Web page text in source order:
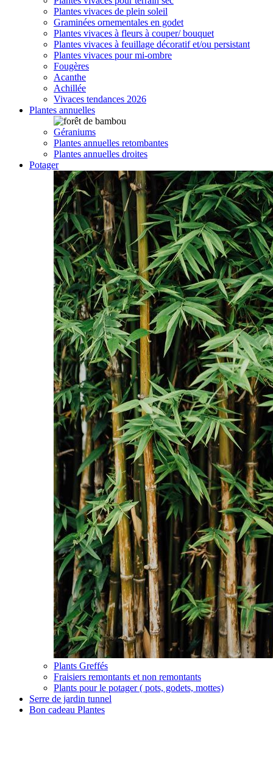
Plantes vivaces de plein soleil
Graminées ornementales en godet
Plantes vivaces à fleurs à couper/ bouquet
Plantes vivaces à feuillage décoratif et/ou persistant
Plantes vivaces pour mi-ombre
Fougères
Acanthe
Achillée
Vivaces tendances 2026
Plantes annuelles
Géraniums
Plantes annuelles retombantes
Plantes annuelles droites
Potager
Plants Greffés
Fraisiers remontants et non remontants
Plants pour le potager ( pots, godets, mottes)
Serre de jardin tunnel
Bon cadeau Plantes